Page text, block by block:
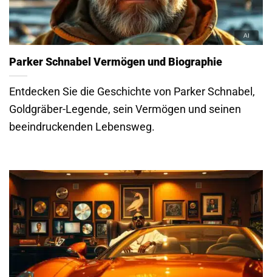
Parker Schnabel Vermögen und Biographie
Entdecken Sie die Geschichte von Parker Schnabel,
Goldgräber-Legende, sein Vermögen und seinen
beeindruckenden Lebensweg.